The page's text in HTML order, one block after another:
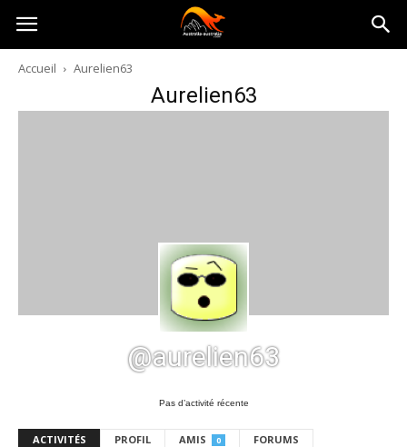
Australia-
australie.com
Accueil Aurelien63
Aurelien63
@aurelien63
Pas d’activité récente
ACTIVITÉS PROFIL AMIS 0 FORUMS